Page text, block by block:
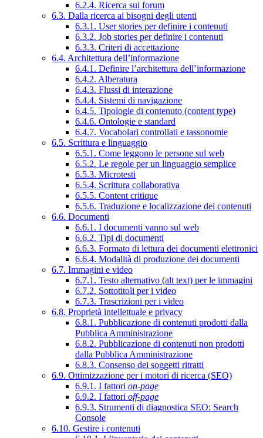
6.2.4. Ricerca sui forum
6.3. Dalla ricerca ai bisogni degli utenti
6.3.1. User stories per definire i contenuti
6.3.2. Job stories per definire i contenuti
6.3.3. Criteri di accettazione
6.4. Architettura dell’informazione
6.4.1. Definire l’architettura dell’informazione
6.4.2. Alberatura
6.4.3. Flussi di interazione
6.4.4. Sistemi di navigazione
6.4.5. Tipologie di contenuto (content type)
6.4.6. Ontologie e standard
6.4.7. Vocabolari controllati e tassonomie
6.5. Scrittura e linguaggio
6.5.1. Come leggono le persone sul web
6.5.2. Le regole per un linguaggio semplice
6.5.3. Microtesti
6.5.4. Scrittura collaborativa
6.5.5. Content critique
6.5.6. Traduzione e localizzazione dei contenuti
6.6. Documenti
6.6.1. I documenti vanno sul web
6.6.2. Tipi di documenti
6.6.3. Formato di lettura dei documenti elettronici
6.6.4. Modalità di produzione dei documenti
6.7. Immagini e video
6.7.1. Testo alternativo (alt text) per le immagini
6.7.2. Sottotitoli per i video
6.7.3. Trascrizioni per i video
6.8. Proprietà intellettuale e privacy
6.8.1. Pubblicazione di contenuti prodotti dalla
Pubblica Amministrazione
6.8.2. Pubblicazione di contenuti non prodotti
dalla Pubblica Amministrazione
6.8.3. Consenso dei soggetti ritratti
6.9. Ottimizzazione per i motori di ricerca (SEO)
6.9.1. I fattori on-page
6.9.2. I fattori off-page
6.9.3. Strumenti di diagnostica SEO: Search
Console
6.10. Gestire i contenuti